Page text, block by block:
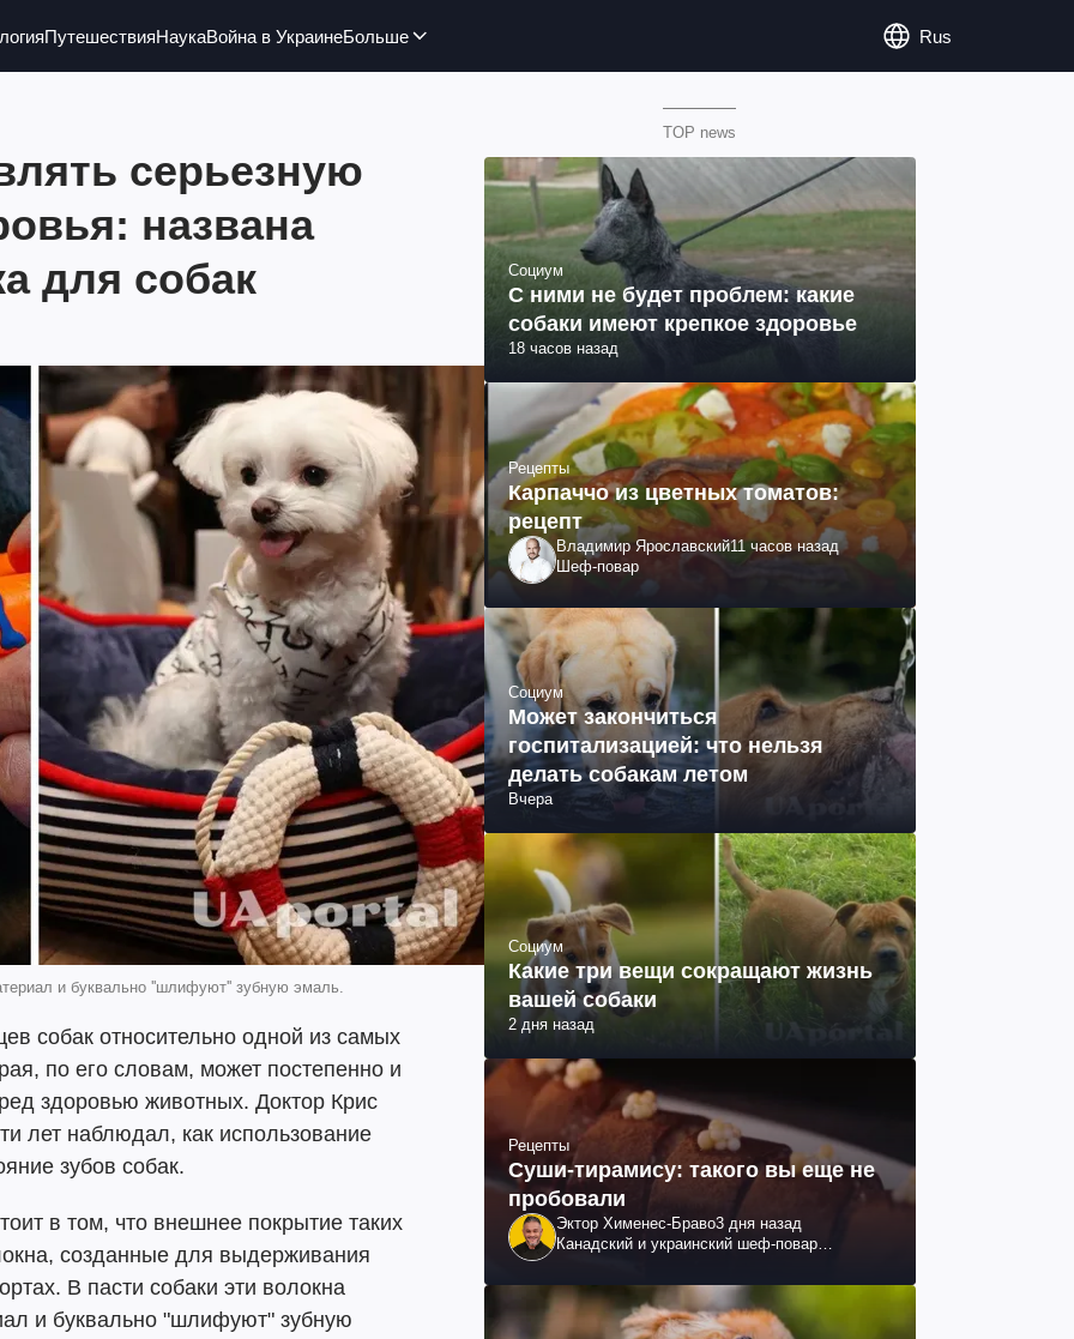
ПутешествияНаукаВойна в УкраинеБольше Rus
серьезную
названа
для собак
и буквально ''шлифуют'' зубную эмаль.
собак относительно одной из самых
по его словам, может постепенно и
здоровью животных. Доктор Крис
лет наблюдал, как использование
зубов собак.
в том, что внешнее покрытие таких
созданные для выдерживания
В пасти собаки эти волокна
и буквально "шлифуют" зубную
TOP news
Социум
С ними не будет проблем: какие
собаки имеют крепкое здоровье
18 часов назад
Рецепты
Карпаччо из цветных томатов:
рецепт
Владимир Ярославский11 часов назад
Шеф-повар
Социум
Может закончиться
госпитализацией: что нельзя
делать собакам летом
Вчера
Социум
Какие три вещи сокращают жизнь
вашей собаки
2 дня назад
Рецепты
Суши-тирамису: такого вы еще не
пробовали
Эктор Хименес-Браво3 дня назад
Канадский и украинский шеф-повар
телеведущий